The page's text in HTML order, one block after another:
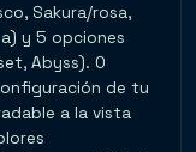
Sakura/rosa,
y 5 opciones
Abyss). O
de tu
a la vista